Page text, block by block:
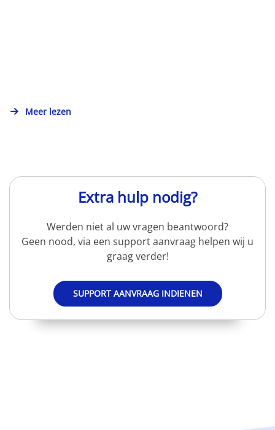
Meer lezen
Extra hulp nodig?
Werden niet al uw vragen beantwoord?
Geen nood, via een support aanvraag helpen wij u
graag verder!
SUPPORT AANVRAAG INDIENEN